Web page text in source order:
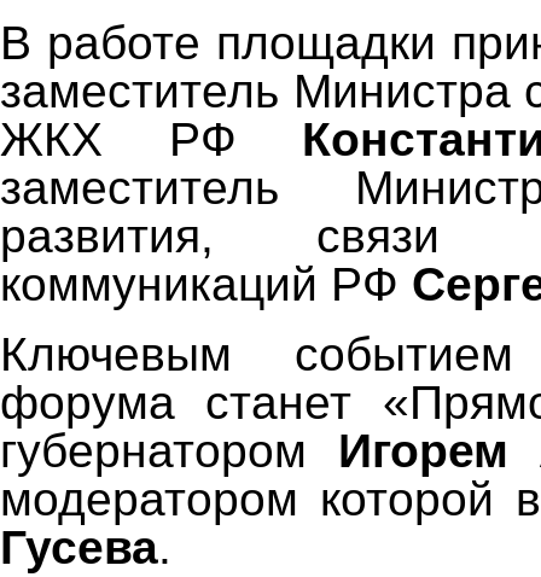
В работе площадки
заместитель Министра
ЖКХ РФ
заместитель
развития, связи
коммуникаций РФ
Ключевым
форума станет
губернатором Игорем
модератором которой
Гусева.